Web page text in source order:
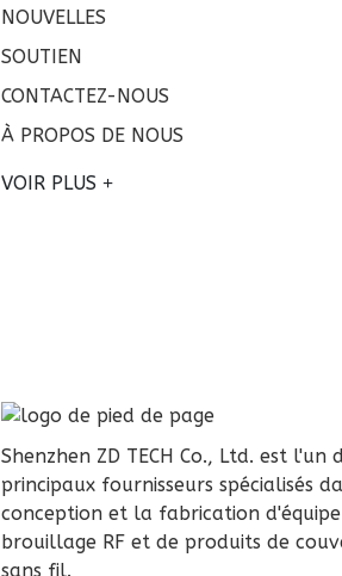
NOUVELLES
SOUTIEN
CONTACTEZ-NOUS
À PROPOS DE NOUS
VOIR PLUS
Shenzhen ZD TECH Co., Ltd. est l'un
principaux fournisseurs spécialisés
conception et la fabrication
brouillage RF et de produits de
sans fil.